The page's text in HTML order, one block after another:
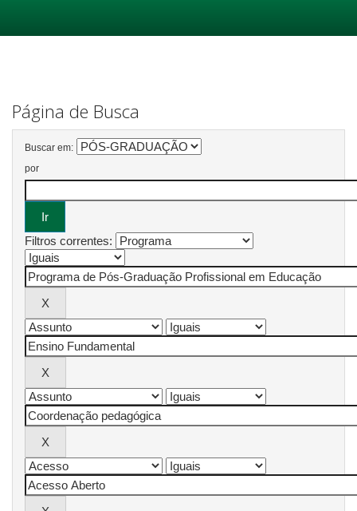
Página de Busca
Buscar em:
por
Filtros correntes: